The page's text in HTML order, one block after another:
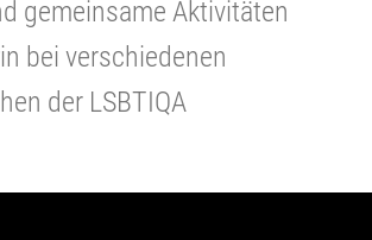
gemeinsame Aktivitäten
bei verschiedenen
der LSBTIQA